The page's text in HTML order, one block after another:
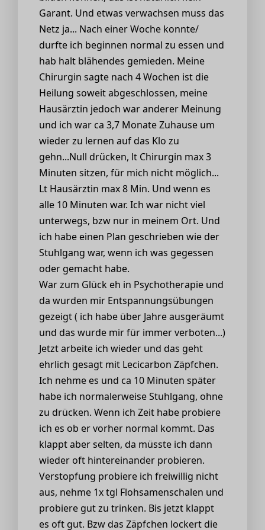
Garant. Und etwas verwachsen muss das
Netz ja... Nach einer Woche konnte/
durfte ich beginnen normal zu essen und
hab halt blähendes gemieden. Meine
Chirurgin sagte nach 4 Wochen ist die
Heilung soweit abgeschlossen, meine
Hausärztin jedoch war anderer Meinung
und ich war ca 3,7 Monate Zuhause um
wieder zu lernen auf das Klo zu
gehn...Null drücken, lt Chirurgin max 3
Minuten sitzen, für mich nicht möglich...
Lt Hausärztin max 8 Min. Und wenn es
alle 10 Minuten war. Ich war nicht viel
unterwegs, bzw nur in meinem Ort. Und
ich habe einen Plan geschrieben wie der
Stuhlgang war, wenn ich was gegessen
oder gemacht habe.
War zum Glück eh in Psychotherapie und
da wurden mir Entspannungsübungen
gezeigt ( ich habe über Jahre ausgeräumt
und das wurde mir für immer verboten...)
Jetzt arbeite ich wieder und das geht
ehrlich gesagt mit Lecicarbon Zäpfchen.
Ich nehme es und ca 10 Minuten später
habe ich normalerweise Stuhlgang, ohne
zu drücken. Wenn ich Zeit habe probiere
ich es ob er vorher normal kommt. Das
klappt aber selten, da müsste ich dann
wieder oft hintereinander probieren.
Verstopfung probiere ich freiwillig nicht
aus, nehme 1x tgl Flohsamenschalen und
probiere gut zu trinken. Bis jetzt klappt
es oft gut. Bzw das Zäpfchen lockert die